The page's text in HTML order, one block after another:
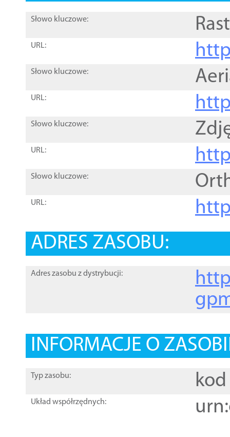
Słowo kluczowe:
URL:
Słowo kluczowe:
URL:
Słowo kluczowe:
URL:
Słowo kluczowe:
URL:
ADRES ZASOBU:
Adres zasobu z dystrybucji:
INFORMACJE O
Typ zasobu: kod
Układ współrzędnych: